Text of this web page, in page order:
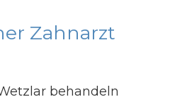
Zahnarzt
behandeln